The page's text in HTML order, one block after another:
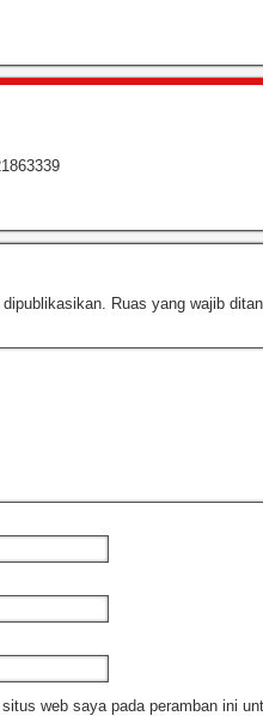
Ruas yang wajib
web saya pada peramban ini